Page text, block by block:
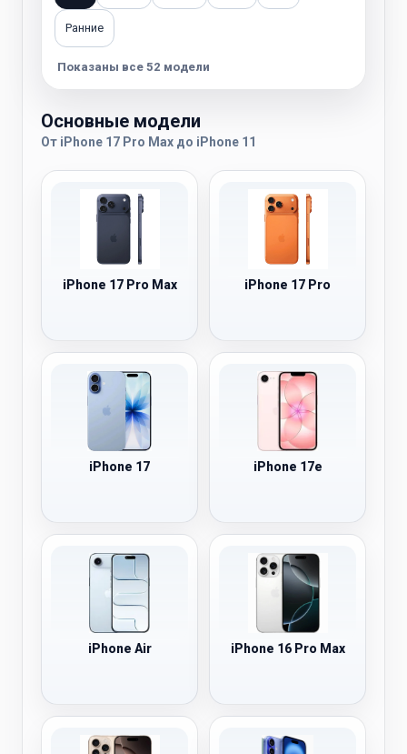
Ранние
Показаны все 52 модели
Основные модели
От iPhone 17 Pro Max до iPhone 11
iPhone 17 Pro Max iPhone 17 Pro
iPhone 17 iPhone 17e
iPhone Air iPhone 16 Pro Max